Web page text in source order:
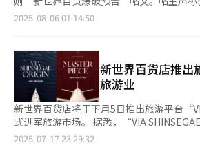
元走强影响，本地消费者的免税购物需求
年，乐天、新罗、新世界、现代四大免税店
1月关闭，现代免税店东大门店于7月停业。
界塔店和釜山店的经营面积，现代免税店也
层。
热情，为韩国时尚产业注入新的增长动力。
为代表韩国的内容创作平台。尤其百货店
龙）合作，以全新媒体艺术方式展示最新资
自去年11月新世界广场开业以来，仅10天内
次，年末更是突破了100万人次。
中国游客消费额占整体韩国免税行业销售额
实施期间，恰逢中国传统节日中秋节（10月
（10月31日至11月1日），预计将吸引大量中
注意的是，团体游客往往比自由行游客消费
行）推测，中国团体游客增加100万人，就
值（GDP）增长0.08个百分点。此外，该政
店业务的现代百货店（6.78%）、新罗酒店
（3.45%）、乐天百货（1.82%)股价纷纷上涨。 目前，
行业纷纷展开“迎客战”。新世界免税店已
井集团高层举行会晤，探讨扩大韩国产品销
货安装爆炸物，并暗示即将实施恐怖袭击。 该帖写道：“今天千
应。在署长的现场指挥下，警方对百货商场
约4000人进行紧急疏散，并封锁管制现场。 韩国警察特攻队与
防部门投入242名警力，进行大约一个半小
发现真实存在的爆炸物。当天15时59分，
场管制。
2025-08-06 01:14:50
新世界百货店推出
旅游业
新世界百货店将于下月5日推出旅游平台
式进军旅游市场。 据悉，“VIA SHINSEGAE”的理念是提供兼具
知识与哲学的差异化旅行体验，主打较为罕
2025-07-17 23:29:32